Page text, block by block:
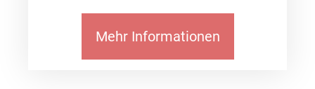
Mehr Informationen